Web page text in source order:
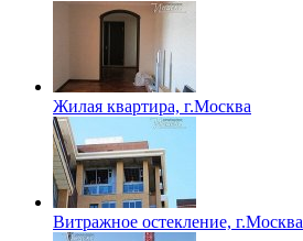
Жилая квартира, г.Москва
Витражное остекление, г.Москва